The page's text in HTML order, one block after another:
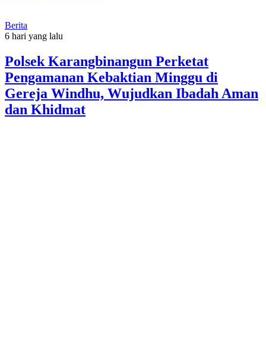
Berita
6 hari yang lalu
Polsek Karangbinangun Perketat
Pengamanan Kebaktian Minggu di
Gereja Windhu, Wujudkan Ibadah Aman
dan Khidmat